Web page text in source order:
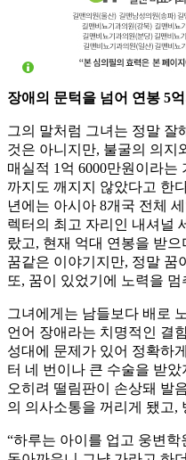
장애의 문턱을 넘어 연봉 5
그의 말처럼 그녀는 정말 잘
것은 아니지만, 불굴의 의지
매실적 1억 6000만원이라는
까지도 깨지지 않았다고 한
년에는 아시아 8개국 전체
렉터의 최고 자리인 내셔널
랐고, 현재 억대 연봉을 받
꿈같은 이야기지만, 정말 꿈
또, 꿈이 있었기에 노력을
그녀에게는 남들보다 배로
언어 장애라는 치명적인 결
성대에 문제가 있어 정확하
터 네 번이나 큰 수술을 받
오히려 떨림판이 손상돼 발
의 의사소통을 꺼리게 됐고,
“하루는 아이를 업고 웅변